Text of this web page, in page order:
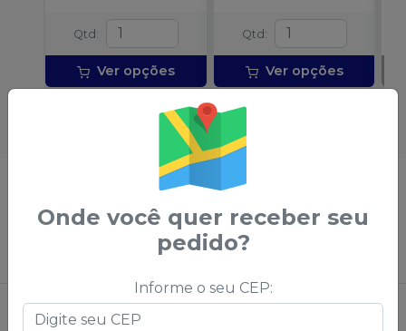
Qtd :
Ver opções
Qtd :
Ver opções
Não achou algum produto?
Saudental
Sugerir produtos
Onde você quer receber seu
pedido?
Informe o seu CEP: